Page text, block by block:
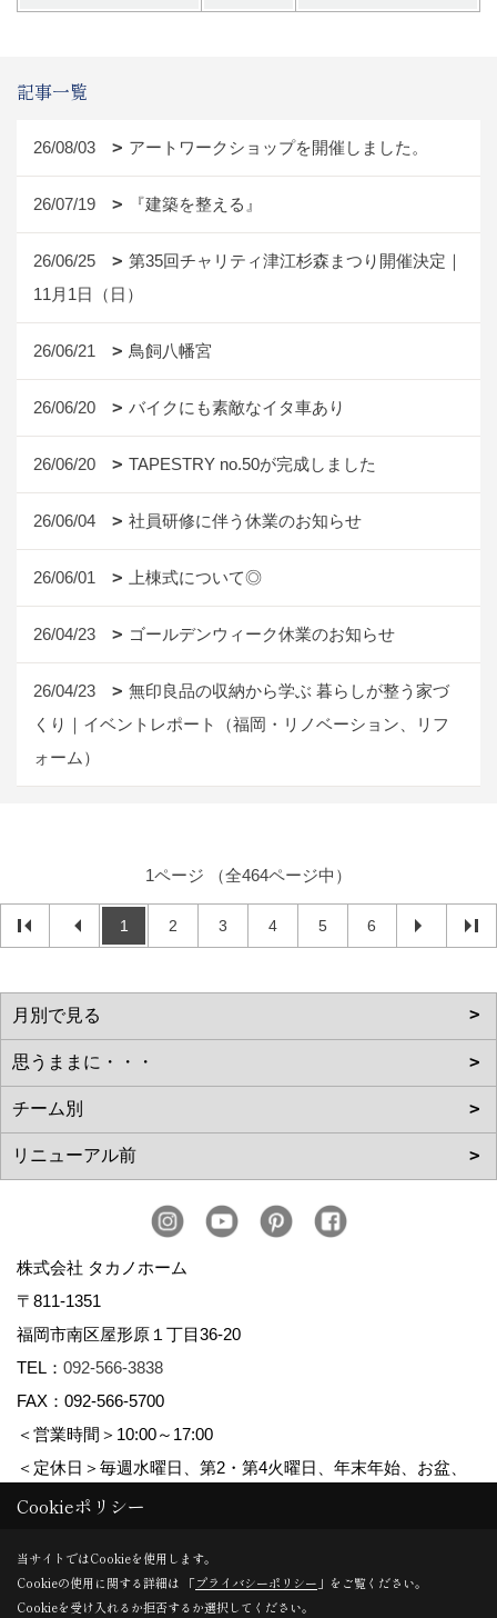
記事一覧
26/08/03 アートワークショップを開催しました。
26/07/19 『建築を整える』
26/06/25
第35回チャリティ津江杉森まつり開催決定｜
11月1日（日）
26/06/21 鳥飼八幡宮
26/06/20 バイクにも素敵なイタ車あり
26/06/20 TAPESTRY no.50が完成しました
26/06/04 社員研修に伴う休業のお知らせ
26/06/01 上棟式について◎
26/04/23 ゴールデンウィーク休業のお知らせ
26/04/23
無印良品の収納から学ぶ 暮らしが整う家づ
くり｜イベントレポート（福岡・リノベーション、リフ
ォーム）
1ページ （全464ページ中）
1 2 3 4 5 6
株式会社 タカノホーム
〒811-1351
福岡市南区屋形原１丁目36-20
TEL： 092-566-3838
FAX：092-566-5700
＜営業時間＞10:00～17:00
＜定休日＞毎週水曜日、第2・第4火曜日、年末年始、お盆、
ゴールデンウィーク、夏季休暇
Copyright (c) TAKANO CONSTRUCTION CO.,LTD. All Rights Reserved.
Cookieポリシー
当サイトではCookieを使用します。
Cookieの使用に関する詳細は 「プライバシーポリシー 」をご覧ください。
Cookieを受け入れるか拒否するか選択してください。